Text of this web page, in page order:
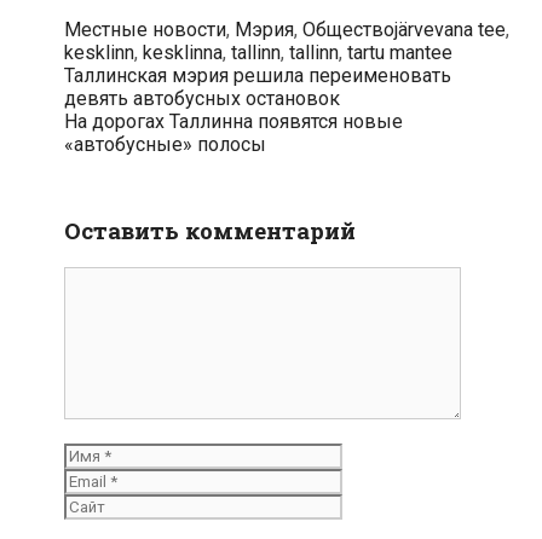
Рубрики
Местные новости, Мэрия, ОбществоМетки
järvevana tee,
kesklinn, kesklinna, tallinn, tallinn, tartu mantee
Навигация
по
записям
Таллинcкая мэрия решила переименовать
девять автобусных остановок
На дорогах Таллинна появятся новые
«автобусные» полосы
Оставить комментарий
Имя